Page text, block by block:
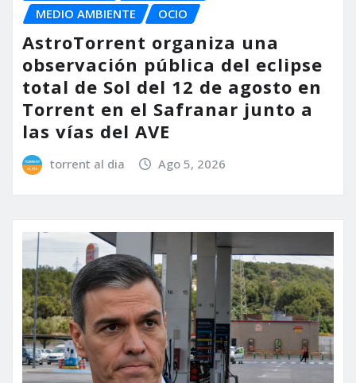
MEDIO AMBIENTE OCIO
AstroTorrent organiza una
observación pública del eclipse
total de Sol del 12 de agosto en
Torrent en el Safranar junto a
las vías del AVE
torrent al dia Ago 5, 2026